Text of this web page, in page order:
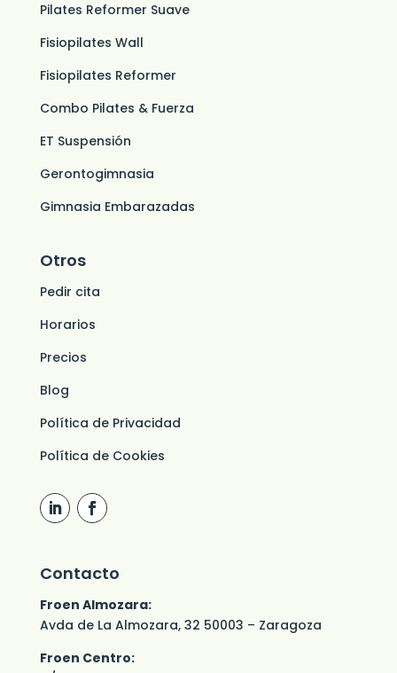
Pilates Reformer Suave
Fisiopilates Wall
Fisiopilates Reformer
Combo Pilates & Fuerza
ET Suspensión
Gerontogimnasia
Gimnasia Embarazadas
Otros
Pedir cita
Horarios
Precios
Blog
Política de Privacidad
Política de Cookies
Contacto
Froen Almozara:
Avda de La Almozara, 32 50003 – Zaragoza
Froen Centro: